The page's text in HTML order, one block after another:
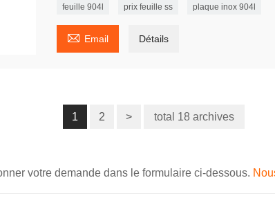
feuille 904l prix feuille ss plaque inox 904l
 Email Détails
1 2 > total 18 archives
votre demande dans le formulaire ci-dessous.